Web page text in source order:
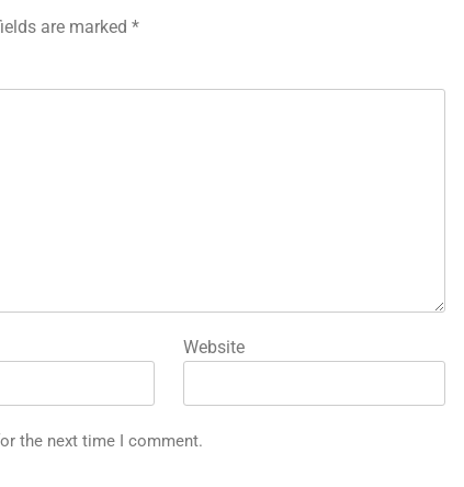
are marked *
Website
the next time I comment.